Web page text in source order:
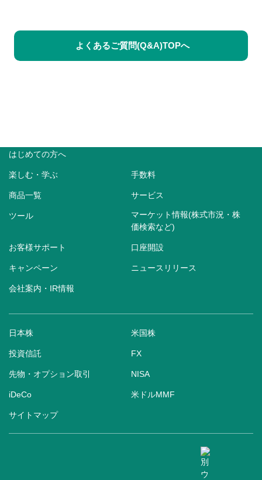
よくあるご質問(Q&A)TOPへ
はじめての方へ
楽しむ・学ぶ 手数料
商品一覧 サービス
ツール
マーケット情報(株式市況・株
価検索など)
お客様サポート 口座開設
キャンペーン ニュースリリース
会社案内・IR情報
日本株 米国株
投資信託 FX
先物・オプション取引 NISA
iDeCo 米ドルMMF
サイトマップ